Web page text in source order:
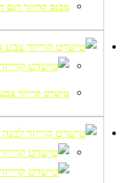
מכנס קרייזר דגם
טישרט קרייזר